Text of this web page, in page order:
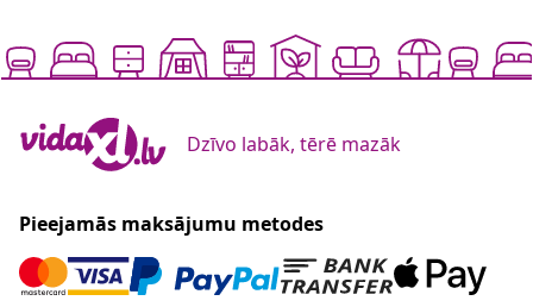
Dzīvo labāk, tērē mazāk
Pieejamās maksājumu metodes